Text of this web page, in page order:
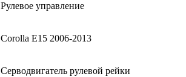
Рулевое управление
Corolla E15 2006-2013
Серводвигатель рулевой рейки